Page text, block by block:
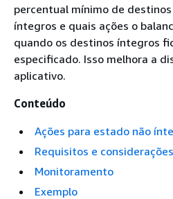
percentual mínimo de
íntegros e quais ações o
quando os destinos íntegros
especificado. Isso melhora a
aplicativo.
Conteúdo
Ações para estado não
Requisitos e considerações
Monitoramento
Exemplo